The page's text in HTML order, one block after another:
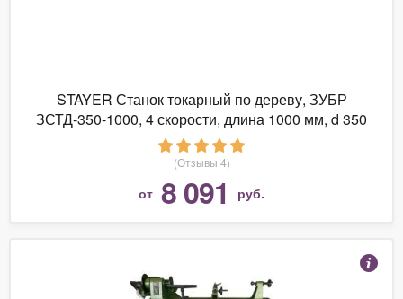
STAYER Станок токарный по дереву, ЗУБР
ЗСТД-350-1000, 4 скорости, длина 1000 мм, d 350
мм, 350 Вт
(Отзывы 4)
от 8 091 руб.